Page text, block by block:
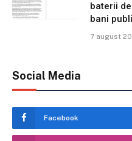
baterii
bani
7 august
Social Media
Facebook